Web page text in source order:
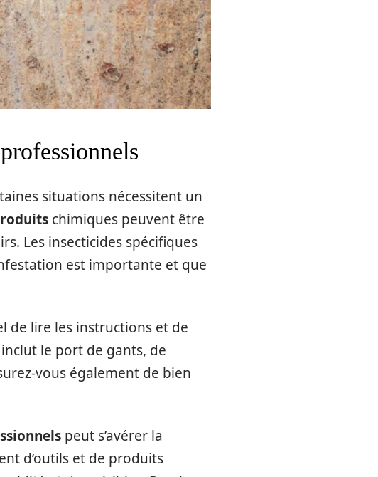
situations nécessitent un
chimiques peuvent être
Les insecticides spécifiques
est importante et que
de lire les instructions et de
le port de gants, de
vous également de bien
peut s’avérer la
d’outils et de produits